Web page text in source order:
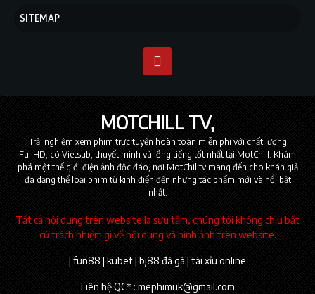
SITEMAP
MOTCHILL TV
Trải nghiệm xem phim trực tuyến hoàn toàn miễn phí với chất lượng
FullHD, có Vietsub, thuyết minh và lồng tiếng tốt nhất tại MotChill. Khám
phá một thế giới điện ảnh độc đáo, nơi MotChilltv mang đến cho khán giả
đa dạng thể loại phim từ kinh điển đến những tác phẩm mới và nổi bật
nhất.
Tất cả nội dung trên website là sưu tầm, chúng tôi không chịu bất
cứ trách nhiệm gì về nội dung và hình ảnh trên website.
| fun88 | kubet| bj88 đá gà | tài xỉu online
Liên hệ QC* : mephimuk@gmail.com